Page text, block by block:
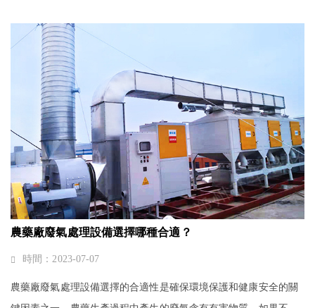
們將探討一下催化燃燒設備改···
農藥廠廢氣處理設備選擇哪種合適？
時間：2023-07-07
農藥廠廢氣處理設備選擇的合適性是確保環境保護和健康安全的關